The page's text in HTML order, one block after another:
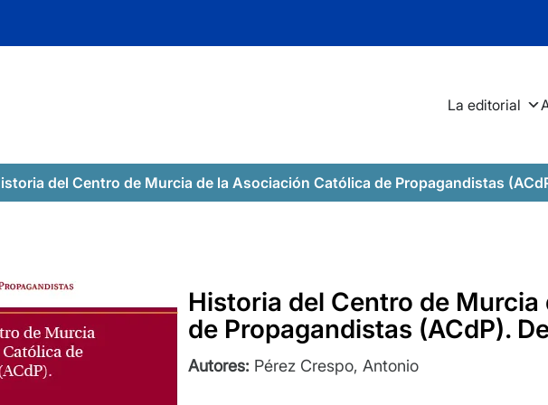
La editorial
del Centro de Murcia de la Asociación Católica de Propagandistas
Historia del Centro de
de Propagandistas (ACdP).
Autores: Pérez Crespo, Antonio